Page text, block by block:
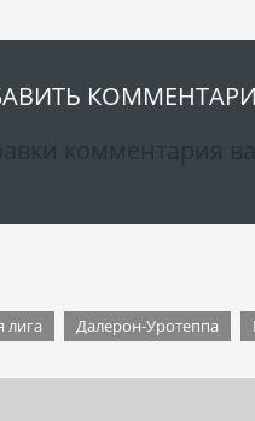
лига Далерон-Уротеппа